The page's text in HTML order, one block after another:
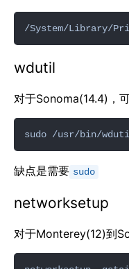
/System/Library/
wdutil
对于Sonoma(14.4)，
sudo /usr/bin/
缺点是需要 sudo
networksetup
对于Monterey(12)到